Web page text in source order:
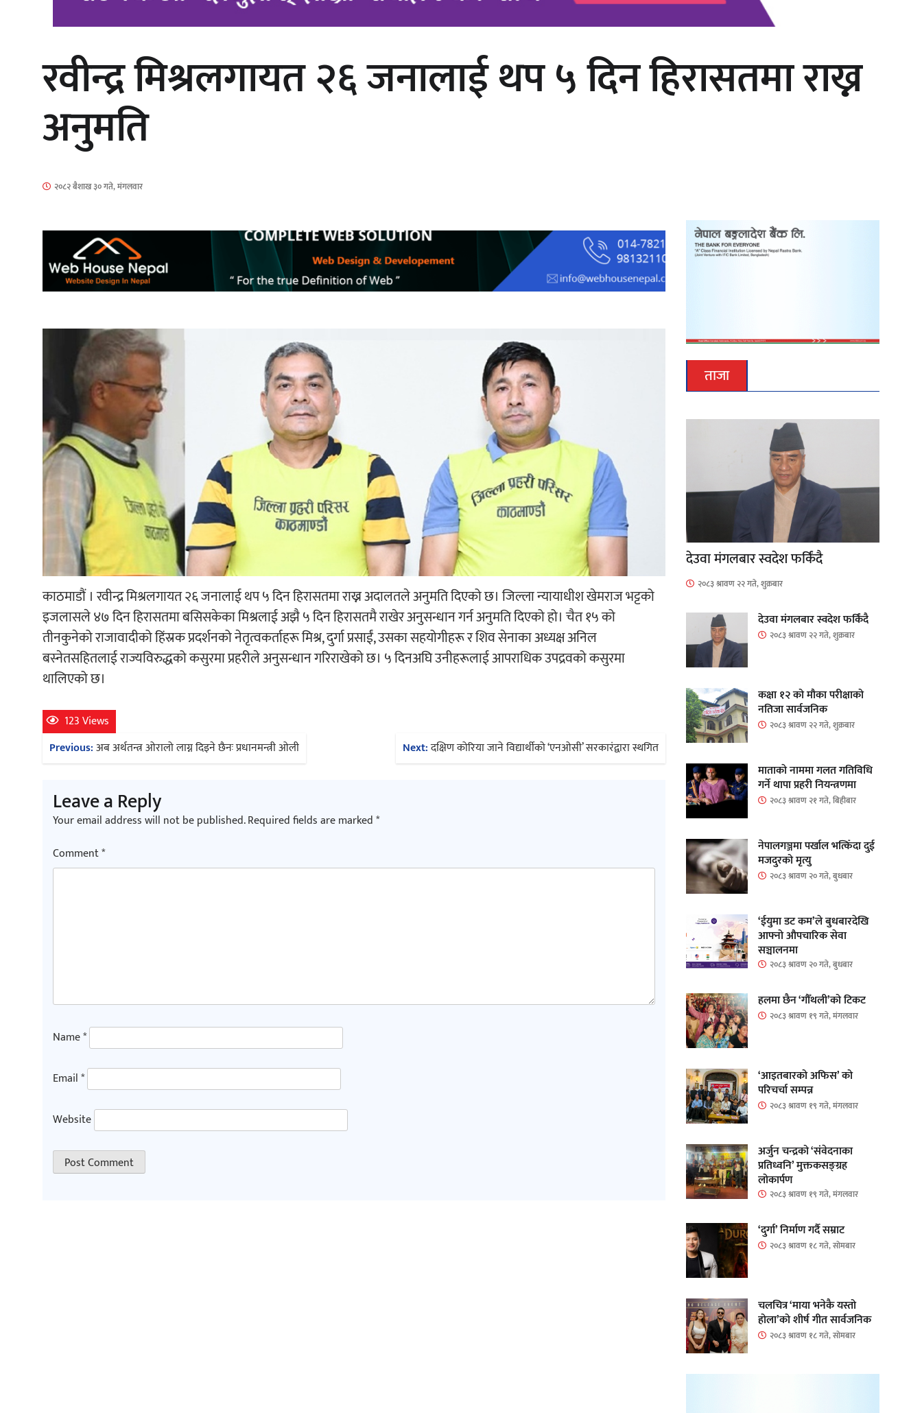
‘आइतबारको अफिस’ को परिचर्चा सम्पन्न
अर्जुन चन्द्रको ‘संवेदनाका प्रतिध्वनि’
मुक्तकसङ्ग्रह लोकार्पण
‘दुर्गा’ निर्माण गर्दै सम्राट
चलचित्र ‘माया भनेकै यस्तो होला’को शीर्ष
रवीन्द्र मिश्रलगायत २६ जनालाई थप ५ दिन हिरासतमा राख्न
अनुमति
२०८२ बैशाख ३० गते, मंगलवार
काठमाडौं । रवीन्द्र मिश्रलगायत २६ जनालाई थप ५ दिन हिरासतमा राख्न अदालतले अनुमति दिएको छ। जिल्ला न्यायाधीश खेमराज भट्टको
इजलासले ४७ दिन हिरासतमा बसिसकेका मिश्रलाई अझै ५ दिन हिरासतमै राखेर अनुसन्धान गर्न अनुमति दिएको हो। चैत १५ को
तीनकुनेको राजावादीको हिंस्रक प्रदर्शनको नेतृत्वकर्ताहरू मिश्र, दुर्गा प्रसाईं, उसका सहयोगीहरू र शिव सेनाका अध्यक्ष अनिल
बस्नेतसहितलाई राज्यविरुद्धको कसुरमा प्रहरीले अनुसन्धान गरिराखेको छ। ५ दिनअघि उनीहरूलाई आपराधिक उपद्रवको कसुरमा
थालिएको छ।
123 Views
Post
navigation
Previous:अब अर्थतन्त्र ओरालो लाग्न दिइने छैनः प्रधानमन्त्री ओली Next:दक्षिण कोरिया जाने विद्यार्थीको ‘एन‌ओसी’ सरकारंद्वारा स्थगित
Leave a Reply
Your email address will not be published.Required fields are marked*
Comment*
Name*
Email*
Website
ताजा
देउवा मंगलबार स्वदेश फर्किंदै
२०८३ श्रावण २२ गते, शुक्रबार
देउवा मंगलबार स्वदेश फर्किंदै
२०८३ श्रावण २२ गते, शुक्रबार
कक्षा १२ को मौका परीक्षाको
नतिजा सार्वजनिक
२०८३ श्रावण २२ गते, शुक्रबार
माताकाे नाममा गलत गतिविधि
गर्ने थापा प्रहरी नियन्त्रणमा
२०८३ श्रावण २१ गते, बिहीबार
नेपालगञ्जमा पर्खाल भत्किँदा दुई
मजदुरको मृत्यु
२०८३ श्रावण २० गते, बुधबार
‘ईयुमा डट कम’ले बुधबारदेखि
आफ्नो औपचारिक सेवा
सञ्चालनमा
२०८३ श्रावण २० गते, बुधबार
हलमा छैन ‘गौँथली’को टिकट
२०८३ श्रावण १९ गते, मंगलवार
‘आइतबारको अफिस’ को
परिचर्चा सम्पन्न
२०८३ श्रावण १९ गते, मंगलवार
अर्जुन चन्द्रको ‘संवेदनाका
प्रतिध्वनि’ मुक्तकसङ्ग्रह
लोकार्पण
२०८३ श्रावण १९ गते, मंगलवार
‘दुर्गा’ निर्माण गर्दै सम्राट
२०८३ श्रावण १८ गते, सोमबार
चलचित्र ‘माया भनेकै यस्तो
होला’को शीर्ष गीत सार्वजनिक
२०८३ श्रावण १८ गते, सोमबार